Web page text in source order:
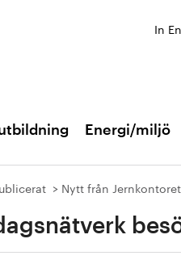
In
Energi/miljö
Nytt från Jernkontoret